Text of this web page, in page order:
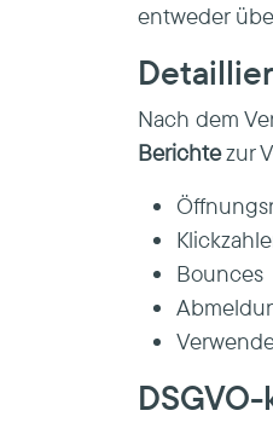
entweder
Nach dem
Berichtezur
Bounces